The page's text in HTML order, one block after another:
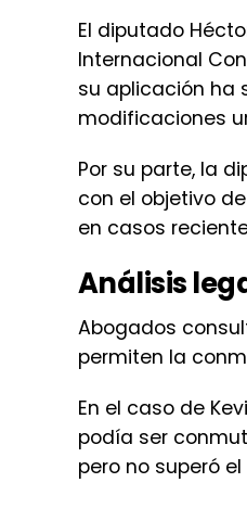
Por su parte, la
con el objetivo
en casos
Análisis
Abogados
En el caso de
podía ser
pero no superó
El juez
podía